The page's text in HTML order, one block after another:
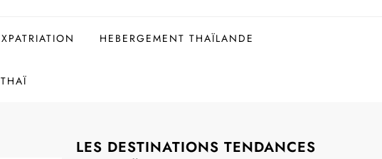
HEBERGEMENT THAÏLANDE
LES DESTINATIONS TENDANCES